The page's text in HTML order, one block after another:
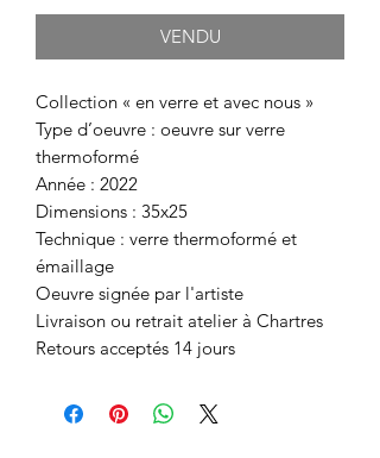
VENDU
Collection « en verre et avec nous »
Type d’oeuvre : oeuvre sur verre
thermoformé
Année : 2022
Dimensions : 35x25
Technique : verre thermoformé et
émaillage
Oeuvre signée par l'artiste
Livraison ou retrait atelier à Chartres
Retours acceptés 14 jours